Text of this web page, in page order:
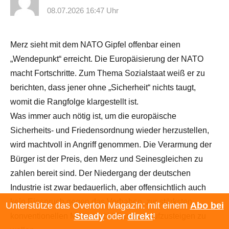
08.07.2026 16:47 Uhr
Merz sieht mit dem NATO Gipfel offenbar einen
„Wendepunkt“ erreicht. Die Europäisierung der NATO
macht Fortschritte. Zum Thema Sozialstaat weiß er zu
berichten, dass jener ohne „Sicherheit“ nichts taugt,
womit die Rangfolge klargestellt ist.
Was immer auch nötig ist, um die europäische
Sicherheits- und Friedensordnung wieder herzustellen,
wird machtvoll in Angriff genommen. Die Verarmung der
Bürger ist der Preis, den Merz und Seinesgleichen zu
zahlen bereit sind. Der Niedergang der deutschen
Industrie ist zwar bedauerlich, aber offensichtlich auch
kein Einspruch gegen das Vorhaben, zur stärksten
konventionellen Militärmacht Europas aufzusteigen zu
Unterstütze das Overton Magazin: mit einem Abo bei
Steadyoder direkt!